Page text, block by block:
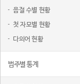
음절 수별 현황
첫 자모별 현황
다의어 현황
범주별 통계